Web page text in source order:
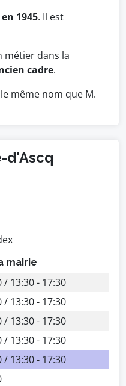
1945. Il est
métier dans la
cadre.
même nom que M.
d'Ascq
mairie
/ 13:30 - 17:30
/ 13:30 - 17:30
/ 13:30 - 17:30
/ 13:30 - 17:30
/ 13:30 - 17:30